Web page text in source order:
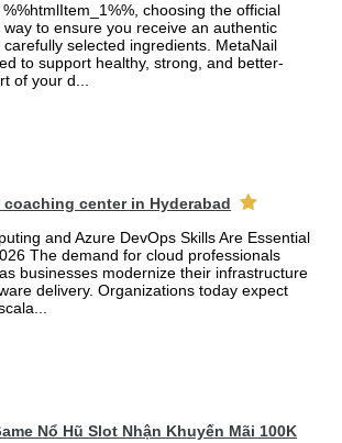
choosing the official
to ensure you receive an authentic
selected ingredients. MetaNail
to support healthy, strong, and better-
of your d...
center in Hyderabad
and Azure DevOps Skills Are Essential
The demand for cloud professionals
businesses modernize their infrastructure
delivery. Organizations today expect
Nổ Hũ Slot Nhận Khuyến Mãi 100K